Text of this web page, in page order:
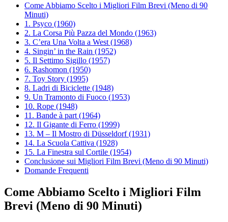
Come Abbiamo Scelto i Migliori Film Brevi (Meno di 90
Minuti)
1. Psyco (1960)
2. La Corsa Più Pazza del Mondo (1963)
3. C’era Una Volta a West (1968)
4. Singin’ in the Rain (1952)
5. Il Settimo Sigillo (1957)
6. Rashomon (1950)
7. Toy Story (1995)
8. Ladri di Biciclette (1948)
9. Un Tramonto di Fuoco (1953)
10. Rope (1948)
11. Bande à part (1964)
12. Il Gigante di Ferro (1999)
13. M – Il Mostro di Düsseldorf (1931)
14. La Scuola Cattiva (1928)
15. La Finestra sul Cortile (1954)
Conclusione sui Migliori Film Brevi (Meno di 90 Minuti)
Domande Frequenti
Come Abbiamo Scelto i Migliori Film
Brevi (Meno di 90 Minuti)